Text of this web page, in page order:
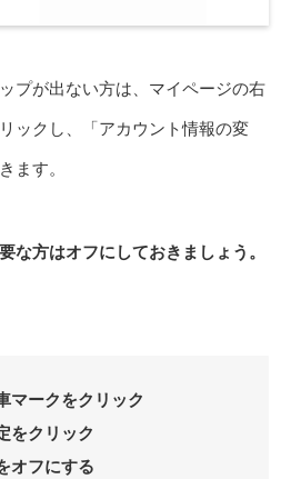
プが出ない方は、マイページの右
ックし、「アカウント情報の変
ます。
な方はオフにしておきましょう。
マークをクリック
をクリック
オフにする